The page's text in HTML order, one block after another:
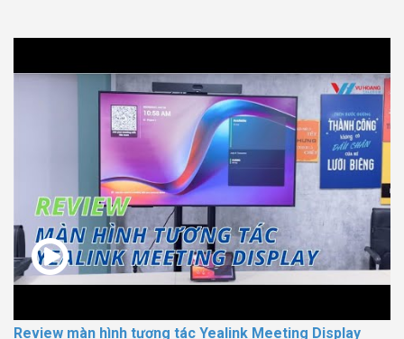
Review màn hình tương tác Yealink Meeting Display